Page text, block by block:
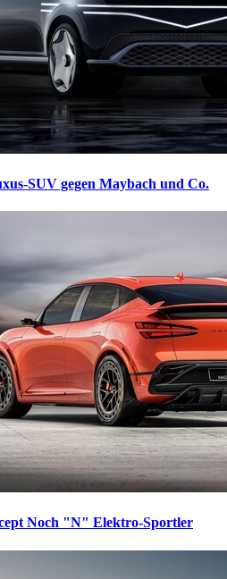
SUV gegen Maybach und Co.
Noch "N" Elektro-Sportler